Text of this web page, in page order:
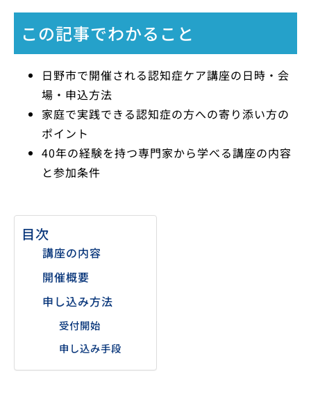
この記事でわかること
日野市で開催される認知症ケア講座の日時・会
場・申込方法
家庭で実践できる認知症の方への寄り添い方の
ポイント
40年の経験を持つ専門家から学べる講座の内容
と参加条件
目次
講座の内容
開催概要
申し込み方法
受付開始
申し込み手段